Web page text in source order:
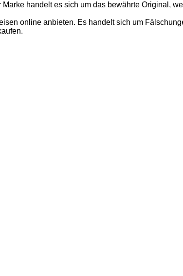
handelt es sich um das bewährte Original,
online anbieten. Es handelt sich um